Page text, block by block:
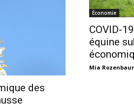
des
Économie
COVID-
équine
Mia